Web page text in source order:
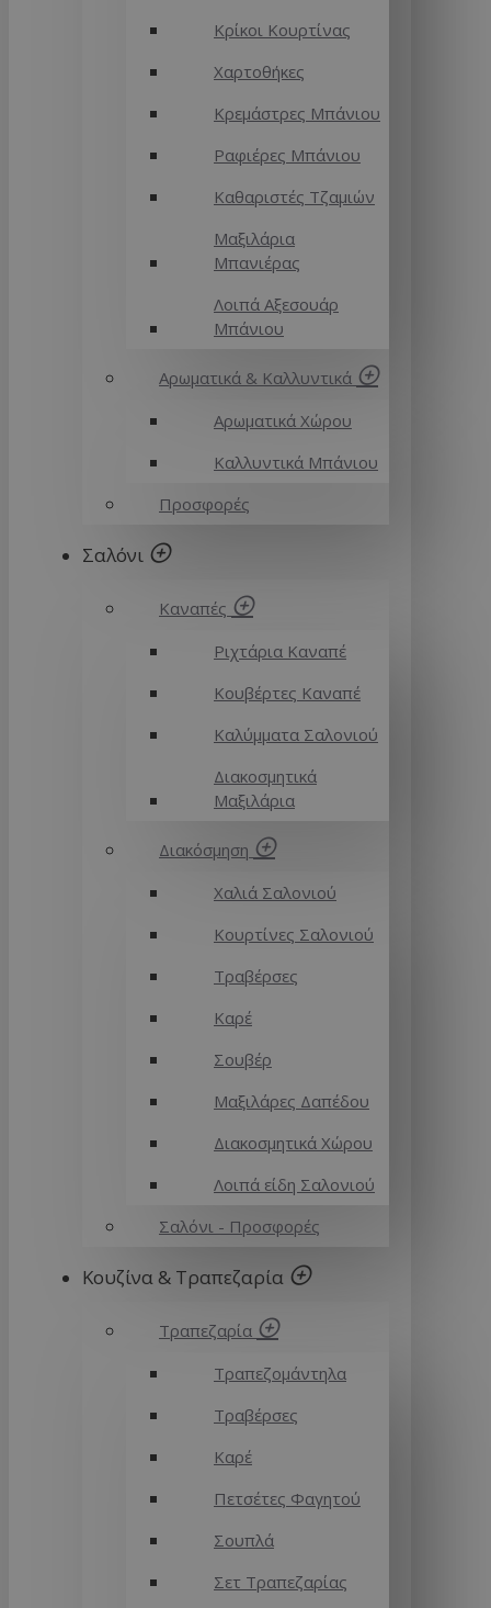
Κρίκοι Κουρτίνας
Χαρτοθήκες
Κρεμάστρες Μπάνιου
Ραφιέρες Μπάνιου
Καθαριστές Τζαμιών
Μαξιλάρια
Μπανιέρας
Λοιπά Αξεσουάρ
Μπάνιου
Αρωματικά & Καλλυντικά
Αρωματικά Χώρου
Καλλυντικά Μπάνιου
Προσφορές
Σαλόνι
Καναπές
Ριχτάρια Καναπέ
Κουβέρτες Καναπέ
Καλύμματα Σαλονιού
Διακοσμητικά
Μαξιλάρια
Διακόσμηση
Χαλιά Σαλονιού
Κουρτίνες Σαλονιού
Τραβέρσες
Καρέ
Σουβέρ
Μαξιλάρες Δαπέδου
Διακοσμητικά Χώρου
Λοιπά είδη Σαλονιού
Σαλόνι - Προσφορές
Κουζίνα & Τραπεζαρία
Τραπεζαρία
Τραπεζομάντηλα
Τραβέρσες
Καρέ
Πετσέτες Φαγητού
Σουπλά
Σετ Τραπεζαρίας